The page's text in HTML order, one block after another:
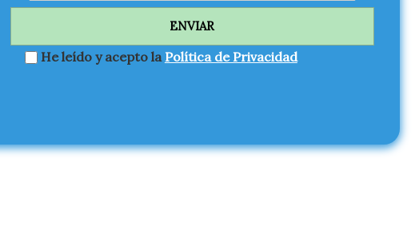
He leído y acepto la Política de Privacidad